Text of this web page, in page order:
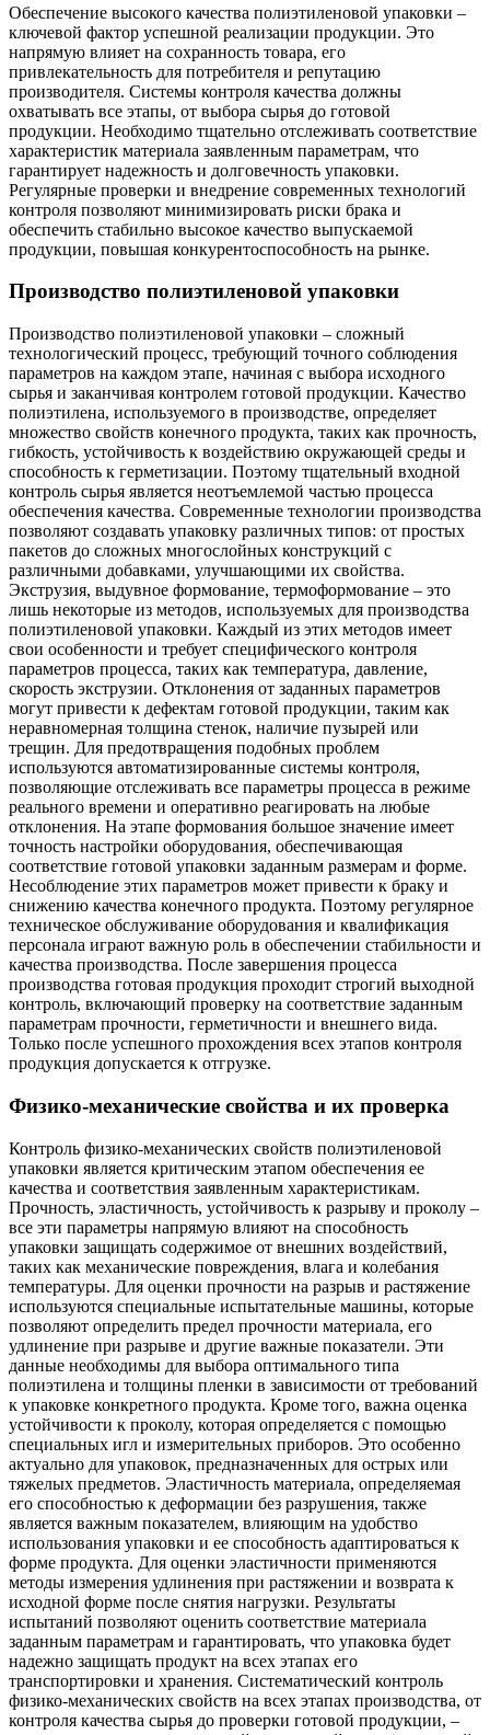
Обеспечение высокого качества полиэтиленовой упаковки –
ключевой фактор успешной реализации продукции. Это
напрямую влияет на сохранность товара, его
привлекательность для потребителя и репутацию
производителя. Системы контроля качества должны
охватывать все этапы, от выбора сырья до готовой
продукции. Необходимо тщательно отслеживать соответствие
характеристик материала заявленным параметрам, что
гарантирует надежность и долговечность упаковки.
Регулярные проверки и внедрение современных технологий
контроля позволяют минимизировать риски брака и
обеспечить стабильно высокое качество выпускаемой
продукции, повышая конкурентоспособность на рынке.
Производство полиэтиленовой упаковки
Производство полиэтиленовой упаковки – сложный
технологический процесс, требующий точного соблюдения
параметров на каждом этапе, начиная с выбора исходного
сырья и заканчивая контролем готовой продукции. Качество
полиэтилена, используемого в производстве, определяет
множество свойств конечного продукта, таких как прочность,
гибкость, устойчивость к воздействию окружающей среды и
способность к герметизации. Поэтому тщательный входной
контроль сырья является неотъемлемой частью процесса
обеспечения качества. Современные технологии производства
позволяют создавать упаковку различных типов: от простых
пакетов до сложных многослойных конструкций с
различными добавками, улучшающими их свойства.
Экструзия, выдувное формование, термоформование – это
лишь некоторые из методов, используемых для производства
полиэтиленовой упаковки. Каждый из этих методов имеет
свои особенности и требует специфического контроля
параметров процесса, таких как температура, давление,
скорость экструзии. Отклонения от заданных параметров
могут привести к дефектам готовой продукции, таким как
неравномерная толщина стенок, наличие пузырей или
трещин. Для предотвращения подобных проблем
используются автоматизированные системы контроля,
позволяющие отслеживать все параметры процесса в режиме
реального времени и оперативно реагировать на любые
отклонения. На этапе формования большое значение имеет
точность настройки оборудования, обеспечивающая
соответствие готовой упаковки заданным размерам и форме.
Несоблюдение этих параметров может привести к браку и
снижению качества конечного продукта. Поэтому регулярное
техническое обслуживание оборудования и квалификация
персонала играют важную роль в обеспечении стабильности и
качества производства. После завершения процесса
производства готовая продукция проходит строгий выходной
контроль, включающий проверку на соответствие заданным
параметрам прочности, герметичности и внешнего вида.
Только после успешного прохождения всех этапов контроля
продукция допускается к отгрузке.
Физико-механические свойства и их проверка
Контроль физико-механических свойств полиэтиленовой
упаковки является критическим этапом обеспечения ее
качества и соответствия заявленным характеристикам.
Прочность, эластичность, устойчивость к разрыву и проколу –
все эти параметры напрямую влияют на способность
упаковки защищать содержимое от внешних воздействий,
таких как механические повреждения, влага и колебания
температуры. Для оценки прочности на разрыв и растяжение
используются специальные испытательные машины, которые
позволяют определить предел прочности материала, его
удлинение при разрыве и другие важные показатели. Эти
данные необходимы для выбора оптимального типа
полиэтилена и толщины пленки в зависимости от требований
к упаковке конкретного продукта. Кроме того, важна оценка
устойчивости к проколу, которая определяется с помощью
специальных игл и измерительных приборов. Это особенно
актуально для упаковок, предназначенных для острых или
тяжелых предметов. Эластичность материала, определяемая
его способностью к деформации без разрушения, также
является важным показателем, влияющим на удобство
использования упаковки и ее способность адаптироваться к
форме продукта. Для оценки эластичности применяются
методы измерения удлинения при растяжении и возврата к
исходной форме после снятия нагрузки. Результаты
испытаний позволяют оценить соответствие материала
заданным параметрам и гарантировать, что упаковка будет
надежно защищать продукт на всех этапах его
транспортировки и хранения. Систематический контроль
физико-механических свойств на всех этапах производства, от
контроля качества сырья до проверки готовой продукции, –